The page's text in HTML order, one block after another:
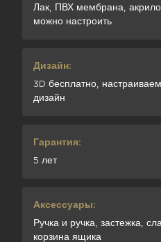
Лак, ПВХ мембрана,
можно настроить
Дизайн:
3D бесплатно,
дизайн
Гарантия:
5 лет
Аксессуары:
Ручка и ручка, застежка,
корзина ящика